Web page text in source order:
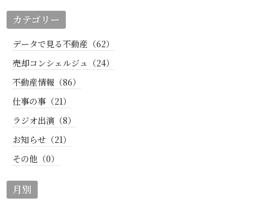
カテゴリー
データで見る不動産（62）
売却コンシェルジュ（24）
不動産情報（86）
仕事の事（21）
ラジオ出演（8）
お知らせ（21）
その他（0）
月別